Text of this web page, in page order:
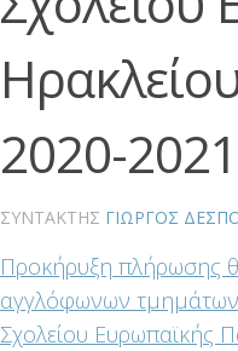
2020-2021
ΣΥΝΤΆΚΤΗΣ ΓΙΏΡΓΟΣ
Προκήρυξη πλήρωσης
αγγλόφωνων
Σχολείου Ευρωπαϊκής